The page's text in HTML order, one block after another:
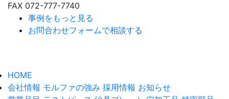
FAX 072-777-7740
事例をもっと見る
お問合わせフォームで相談する
HOME
会社情報 モルファの強み 採用情報 お知らせ